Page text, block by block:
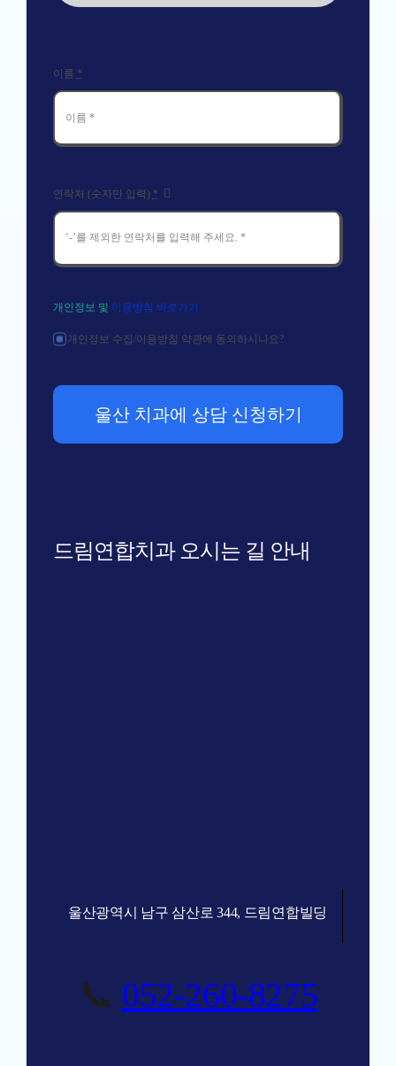
드림연합치과 오시는 길 안내
울산광역시 남구 삼산로 344, 드림연합빌딩
📞 052-260-8275
이름 *
연락처 (숫자만 입력) *
개인정보 및 이용방침 바로가기
개인정보 수집/이용방침 약관에 동의하시나요?
울산 치과에 상담 신청하기